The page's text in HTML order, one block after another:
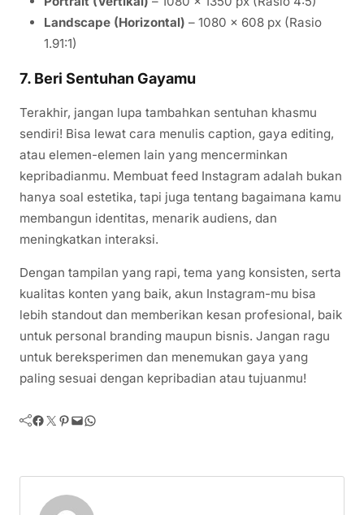
Landscape (Horizontal) – 1080 x 608 px (Rasio
1.91:1)
7. Beri Sentuhan Gayamu
Terakhir, jangan lupa tambahkan sentuhan khasmu
sendiri! Bisa lewat cara menulis caption, gaya editing,
atau elemen-elemen lain yang mencerminkan
kepribadianmu. Membuat feed Instagram adalah bukan
hanya soal estetika, tapi juga tentang bagaimana kamu
membangun identitas, menarik audiens, dan
meningkatkan interaksi.
Dengan tampilan yang rapi, tema yang konsisten, serta
kualitas konten yang baik, akun Instagram-mu bisa
lebih standout dan memberikan kesan profesional, baik
untuk personal branding maupun bisnis. Jangan ragu
untuk bereksperimen dan menemukan gaya yang
paling sesuai dengan kepribadian atau tujuanmu!
Facebook Twitter Pinterest Mail WhatsApp